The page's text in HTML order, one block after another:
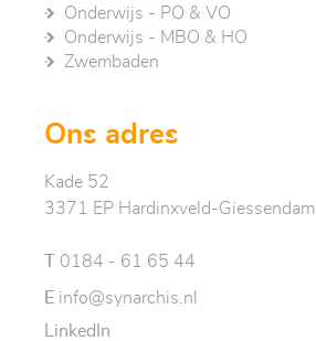
Onderwijs - PO & VO
Onderwijs - MBO & HO
Zwembaden
Ons adres
Kade 52
3371 EP Hardinxveld-Giessendam
0184 - 61 65 44
E info@synarchis.nl
LinkedIn